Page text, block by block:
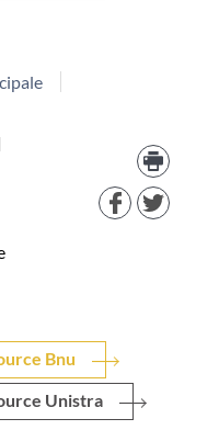
Bnu
Unistra